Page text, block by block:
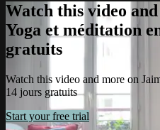
Watch this video
Yoga et méditation
gratuits
Watch this video and more on
14 jours gratuits
Start your free trial